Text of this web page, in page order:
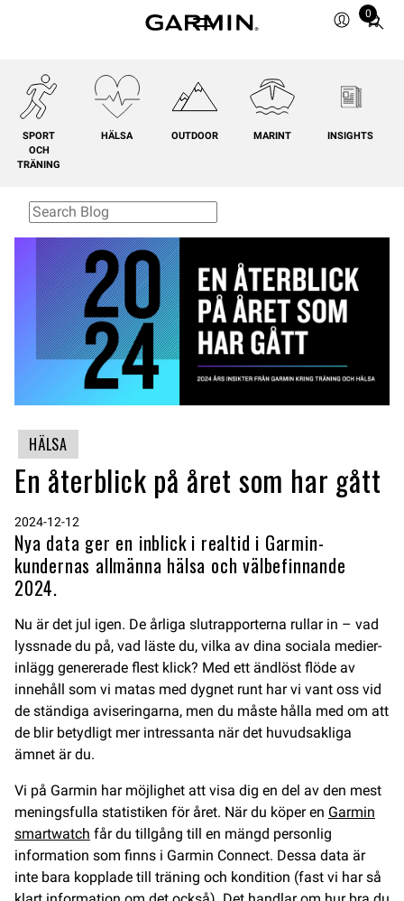
0
Total
0
SPORT
OCH
TRÄNING
HÄLSA OUTDOOR MARINT INSIGHTS
HÄLSA
En återblick på året som har gått
2024-12-12
Nya data ger en inblick i realtid i Garmin-
kundernas allmänna hälsa och välbefinnande
2024.
Nu är det jul igen. De årliga slutrapporterna rullar in – vad
lyssnade du på, vad läste du, vilka av dina sociala medier-
inlägg genererade flest klick? Med ett ändlöst flöde av
innehåll som vi matas med dygnet runt har vi vant oss vid
de ständiga aviseringarna, men du måste hålla med om att
de blir betydligt mer intressanta när det huvudsakliga
ämnet är du.
Vi på Garmin har möjlighet att visa dig en del av den mest
meningsfulla statistiken för året. När du köper en Garmin
smartwatch får du tillgång till en mängd personlig
information som finns i Garmin Connect. Dessa data är
inte bara kopplade till träning och kondition (fast vi har så